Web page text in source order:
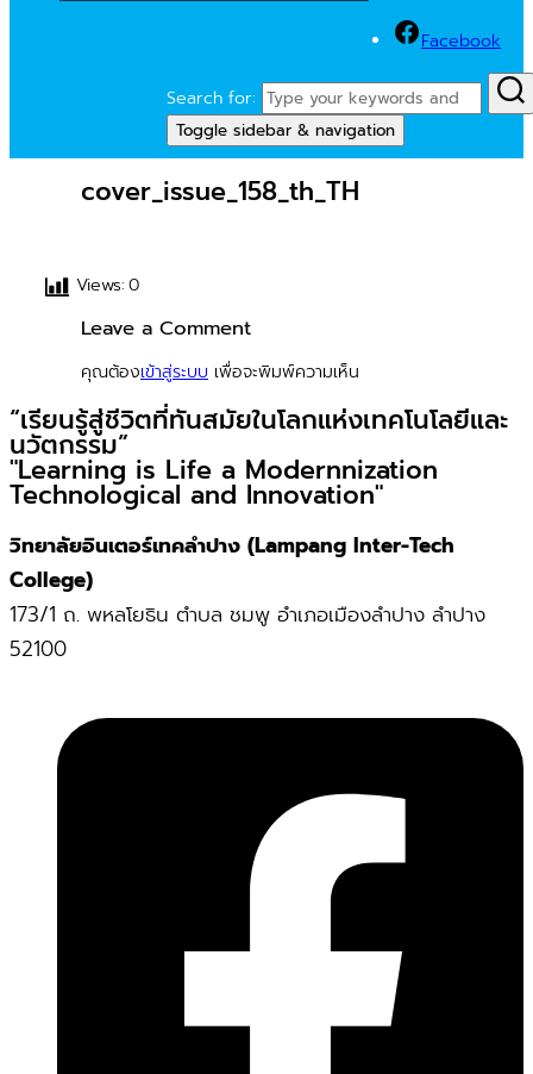
Facebook
Search for:
Toggle sidebar & navigation
cover_issue_158_th_TH
Views:0
Leave a Comment
คุณต้องเข้าสู่ระบบ เพื่อจะพิมพ์ความเห็น
“เรียนรู้สู่ชีวิตที่ทันสมัยในโลกแห่งเทคโนโลยีและ
นวัตกรรม”
"Learning is Life a Modernnization
Technological and Innovation"
วิทยาลัยอินเตอร์เทคลำปาง (Lampang Inter-Tech
College)
173/1 ถ. พหลโยธิน ตำบล ชมพู อำเภอเมืองลำปาง ลำปาง
52100